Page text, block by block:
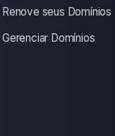
Renove seus Domínios
Gerenciar Domínios